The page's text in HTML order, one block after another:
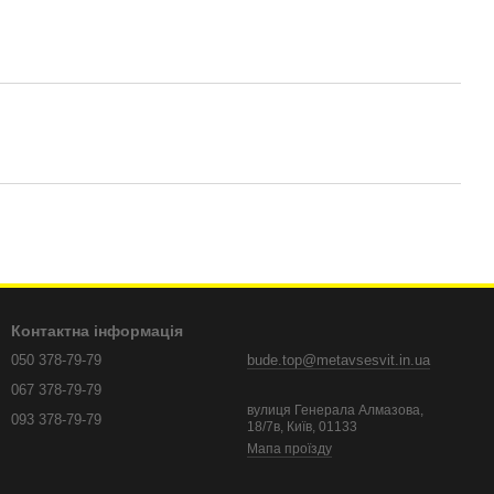
Контактна інформація
050 378-79-79
067 378-79-79
093 378-79-79
bude.top@metavsesvit.in.ua
вулиця Генерала Алмазова,
18/7в, Київ, 01133
Мапа проїзду